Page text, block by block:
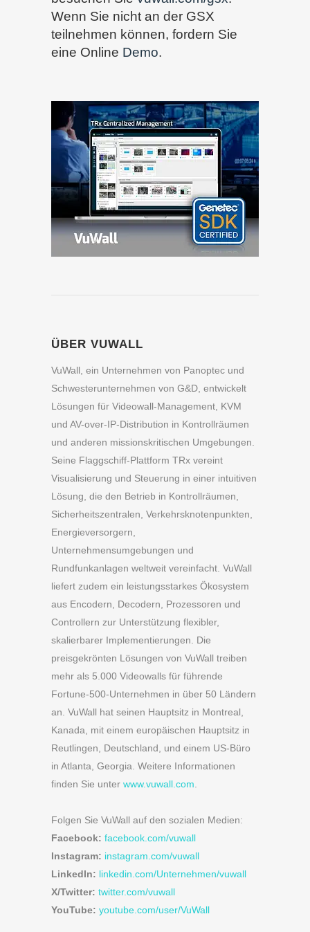
Wenn Sie nicht an der GSX
teilnehmen können, fordern Sie
eine Online Demo.
ÜBER VUWALL
VuWall, ein Unternehmen von Panoptec und
Schwesterunternehmen von G&D, entwickelt
Lösungen für Videowall-Management, KVM
und AV-over-IP-Distribution in Kontrollräumen
und anderen missionskritischen Umgebungen.
Seine Flaggschiff-Plattform TRx vereint
Visualisierung und Steuerung in einer intuitiven
Lösung, die den Betrieb in Kontrollräumen,
Sicherheitszentralen, Verkehrsknotenpunkten,
Energieversorgern,
Unternehmensumgebungen und
Rundfunkanlagen weltweit vereinfacht. VuWall
liefert zudem ein leistungsstarkes Ökosystem
aus Encodern, Decodern, Prozessoren und
Controllern zur Unterstützung flexibler,
skalierbarer Implementierungen. Die
preisgekrönten Lösungen von VuWall treiben
mehr als 5.000 Videowalls für führende
Fortune-500-Unternehmen in über 50 Ländern
an. VuWall hat seinen Hauptsitz in Montreal,
Kanada, mit einem europäischen Hauptsitz in
Reutlingen, Deutschland, und einem US-Büro
in Atlanta, Georgia. Weitere Informationen
finden Sie unter www.vuwall.com
Folgen Sie VuWall auf den sozialen Medien:
Facebook: facebook.com/vuwall
Instagram: instagram.com/vuwall
LinkedIn: linkedin.com/Unternehmen/vuwall
X/Twitter: twitter.com/vuwall
YouTube: youtube.com/user/VuWall